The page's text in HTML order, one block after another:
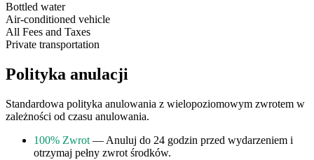
Bottled water
Air-conditioned vehicle
All Fees and Taxes
Private transportation
Polityka anulacji
Standardowa polityka anulowania z wielopoziomowym zwrotem w
zależności od czasu anulowania.
100% Zwrot — Anuluj do 24 godzin przed wydarzeniem i
otrzymaj pełny zwrot środków.